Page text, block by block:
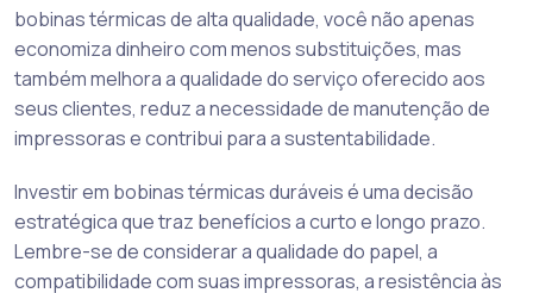
bobinas térmicas de alta qualidade, você não apenas
economiza dinheiro com menos substituições, mas
também melhora a qualidade do serviço oferecido aos
seus clientes, reduz a necessidade de manutenção de
impressoras e contribui para a sustentabilidade.
Investir em bobinas térmicas duráveis é uma decisão
estratégica que traz benefícios a curto e longo prazo.
Lembre-se de considerar a qualidade do papel, a
compatibilidade com suas impressoras, a resistência às